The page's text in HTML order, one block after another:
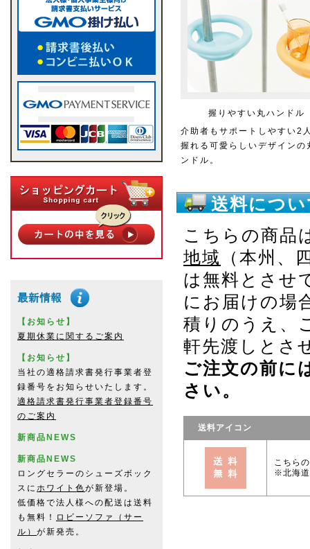
【お知らせ】
夏期休業に関するご案内
【お知らせ】
当社の適格請求書発行事業者登
録番号をお知らせいたします。
適格請求書発行事業者登録番号
のご案内
新商品NEWS
新商品NEWS
ロングセラーのシューズボック
スに ホワイト色が新登場。
低価格で法人様への配送は送料
も無料！
ロビーソファ（サー
ル） が新発売。
握りやすい丸ハンドル
介助者もサポートしやすい2
握れる可愛らしいデザインの
ンドル。
送料につ
こちらの商品
地域
（本州、
は無料とさせ
にお届けの場
積りのうえ、
軒先渡しとさ
ご注文の前に
さい。
送料アイコン
こちら
※北海道